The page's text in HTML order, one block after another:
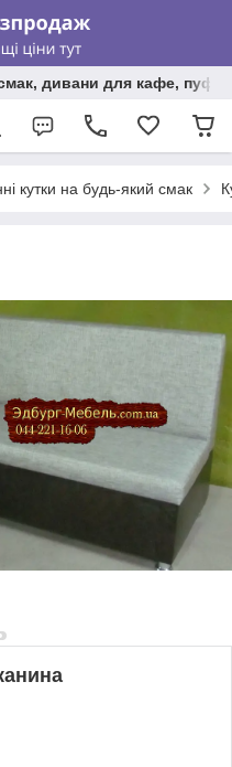
дивани для кафе,
кутки на будь-який смак